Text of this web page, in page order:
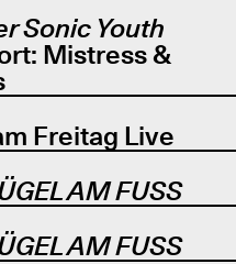
Sonic Youth
Mistress &
Freitag Live
AM FUSS
AM FUSS